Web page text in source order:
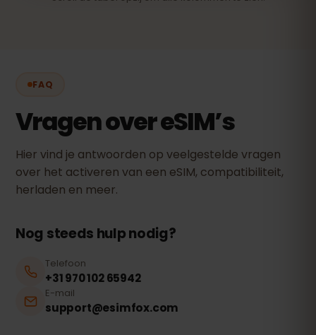
FAQ
Vragen over eSIM’s
Hier vind je antwoorden op veelgestelde vragen
over het activeren van een eSIM, compatibiliteit,
herladen en meer.
Nog steeds hulp nodig?
Telefoon
+31 970 102 65942
E-mail
support@esimfox.com